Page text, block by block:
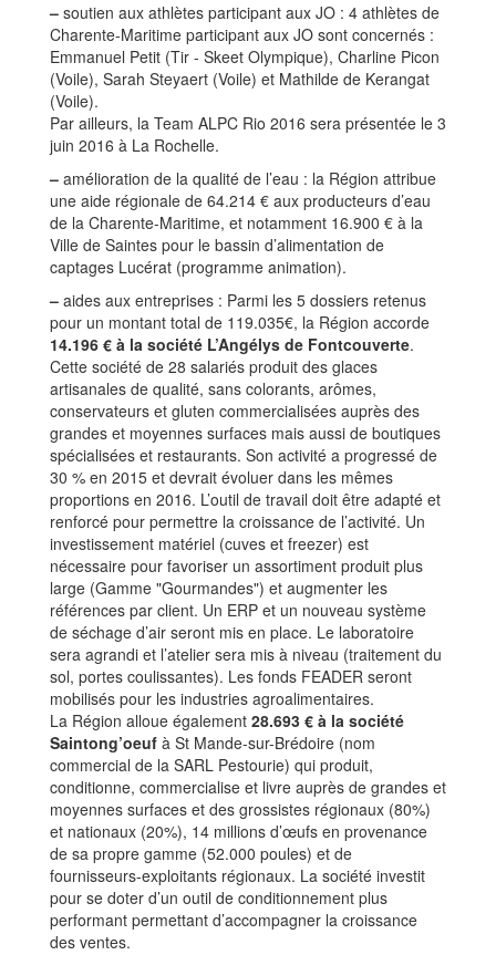
– soutien aux athlètes participant aux JO : 4 athlètes de
Charente-Maritime participant aux JO sont concernés :
Emmanuel Petit (Tir - Skeet Olympique), Charline Picon
(Voile), Sarah Steyaert (Voile) et Mathilde de Kerangat
(Voile).
Par ailleurs, la Team ALPC Rio 2016 sera présentée le 3
juin 2016 à La Rochelle.
– amélioration de la qualité de l’eau : la Région attribue
une aide régionale de 64.214 € aux producteurs d’eau
de la Charente-Maritime, et notamment 16.900 € à la
Ville de Saintes pour le bassin d’alimentation de
captages Lucérat (programme animation).
– aides aux entreprises : Parmi les 5 dossiers retenus
pour un montant total de 119.035€, la Région accorde
14.196 € à la société L’Angélys de Fontcouverte.
Cette société de 28 salariés produit des glaces
artisanales de qualité, sans colorants, arômes,
conservateurs et gluten commercialisées auprès des
grandes et moyennes surfaces mais aussi de boutiques
spécialisées et restaurants. Son activité a progressé de
30 % en 2015 et devrait évoluer dans les mêmes
proportions en 2016. L’outil de travail doit être adapté et
renforcé pour permettre la croissance de l’activité. Un
investissement matériel (cuves et freezer) est
nécessaire pour favoriser un assortiment produit plus
large (Gamme "Gourmandes") et augmenter les
références par client. Un ERP et un nouveau système
de séchage d’air seront mis en place. Le laboratoire
sera agrandi et l’atelier sera mis à niveau (traitement du
sol, portes coulissantes). Les fonds FEADER seront
mobilisés pour les industries agroalimentaires.
La Région alloue également 28.693 € à la société
Saintong’oeuf à St Mande-sur-Brédoire (nom
commercial de la SARL Pestourie) qui produit,
conditionne, commercialise et livre auprès de grandes et
moyennes surfaces et des grossistes régionaux (80%)
et nationaux (20%), 14 millions d’œufs en provenance
de sa propre gamme (52.000 poules) et de
fournisseurs-exploitants régionaux. La société investit
pour se doter d’un outil de conditionnement plus
performant permettant d’accompagner la croissance
des ventes.